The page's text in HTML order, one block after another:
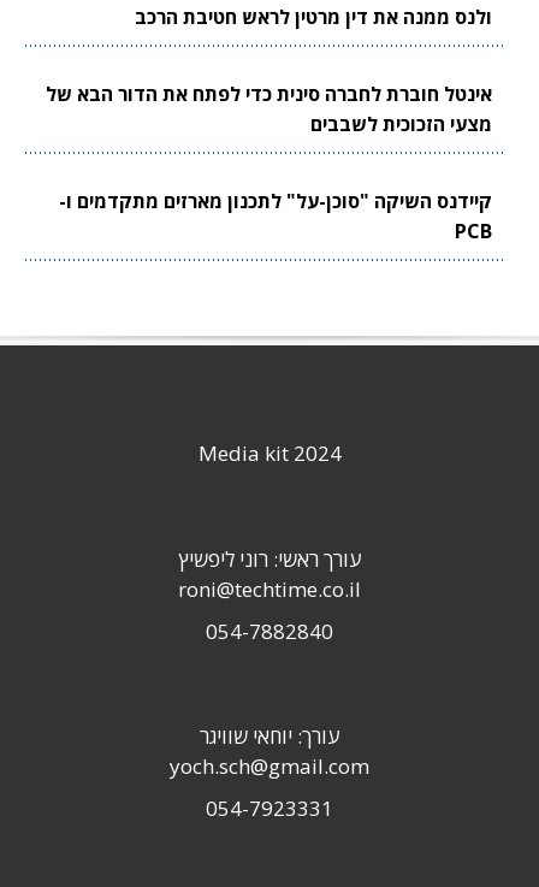
ולנס ממנה את דין מרטין לראש חטיבת הרכב
אינטל חוברת לחברה סינית כדי לפתח את הדור הבא של
מצעי הזכוכית לשבבים
קיידנס השיקה "סוכן-על" לתכנון מארזים מתקדמים ו-
PCB
Media kit 2024
עורך ראשי: רוני ליפשיץ
roni@techtime.co.il
054-7882840
עורך: יוחאי שוויגר
yoch.sch@gmail.com
054-7923331